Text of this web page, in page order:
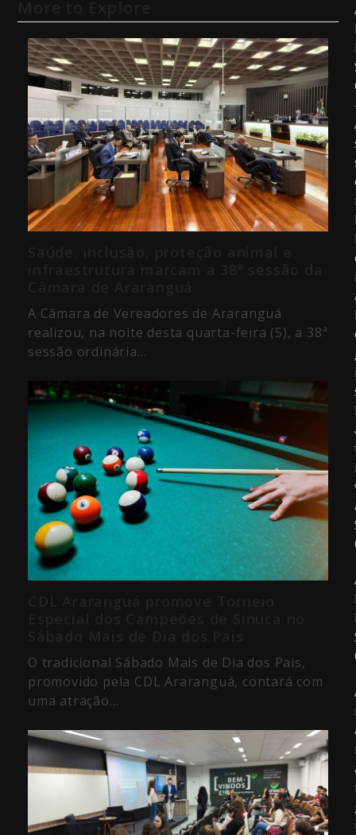
A Câmara de Vereadores de Araranguá
realizou, na noite desta quarta-feira (5), a 38ª
sessão ordinária…
O tradicional Sábado Mais de Dia dos Pais,
promovido pela CDL Araranguá, contará com
uma atração…